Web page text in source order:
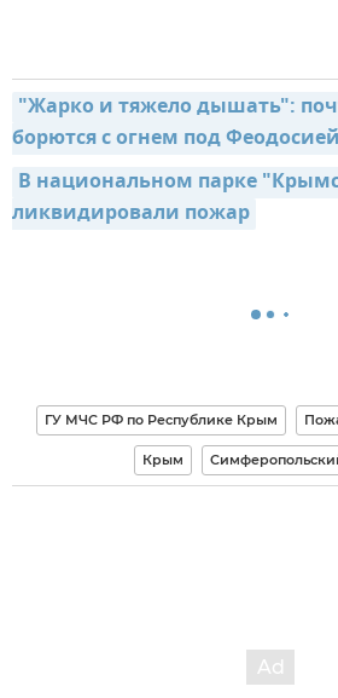
"Жарко и тяжело дышать":
борются с огнем под Феодосией
В национальном парке
ликвидировали пожар
ГУ МЧС РФ по Республике Крым
Крым